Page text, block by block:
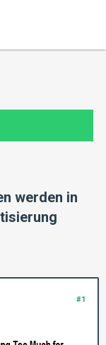
werden in
#1